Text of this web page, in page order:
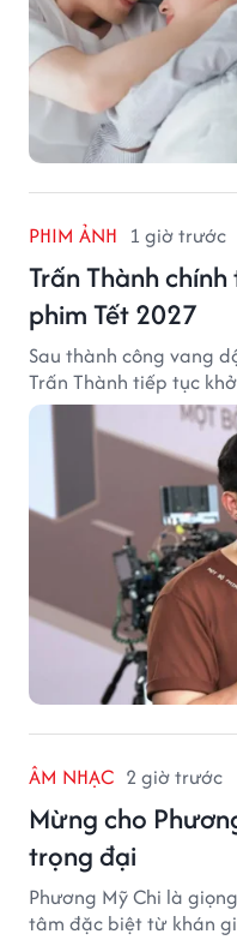
PHIM ẢNH 1 giờ trước
Trấn Thành
phim Tết 2027
Sau thành công vang
Trấn Thành tiếp tục
ÂM NHẠC 2 giờ trước
Mừng cho
trọng đại
Phương Mỹ Chi là
tâm đặc biệt từ khán